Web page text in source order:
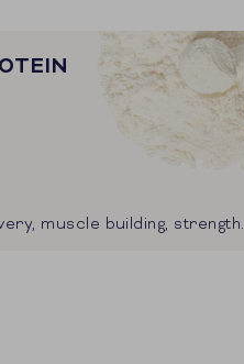
muscle building, strength.